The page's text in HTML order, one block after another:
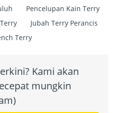
Pencelupan Kain Terry
Jubah Terry Perancis
Terry
Kami akan
mungkin